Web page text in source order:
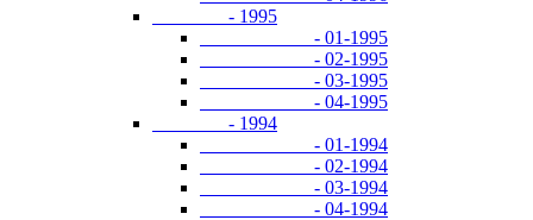
- 1995
- 01-1995
- 02-1995
- 03-1995
- 04-1995
- 1994
- 01-1994
- 02-1994
- 03-1994
- 04-1994